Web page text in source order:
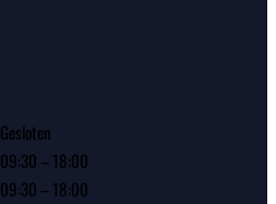
Gesloten
09:30 – 18:00
09:30 – 18:00